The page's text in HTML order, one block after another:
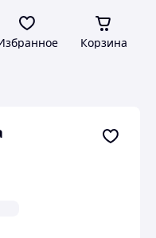
Корзина